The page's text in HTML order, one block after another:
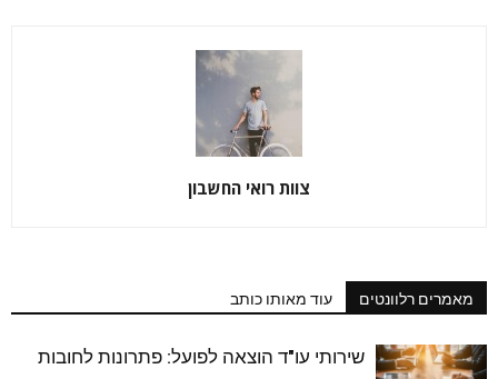
צוות רואי החשבון
מאמרים רלוונטים עוד מאותו כותב
שירותי עו"ד הוצאה לפועל: פתרונות לחובות